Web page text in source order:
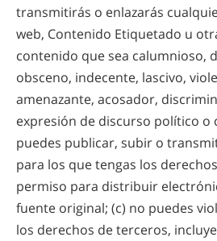
transmitirás o enlazarás
web, Contenido Etiquetado u
contenido que sea calumnioso,
obsceno, indecente, lascivo,
amenazante, acosador,
expresión de discurso político o
puedes publicar, subir o
para los que tengas los
permiso para distribuir
fuente original; (c) no puedes
los derechos de terceros,